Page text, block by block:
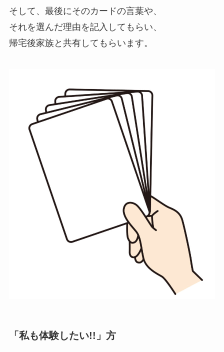
そして、最後にそのカードの言葉や、
それを選んだ理由を記入してもらい、
帰宅後家族と共有してもらいます。
「私も体験したい!!」方